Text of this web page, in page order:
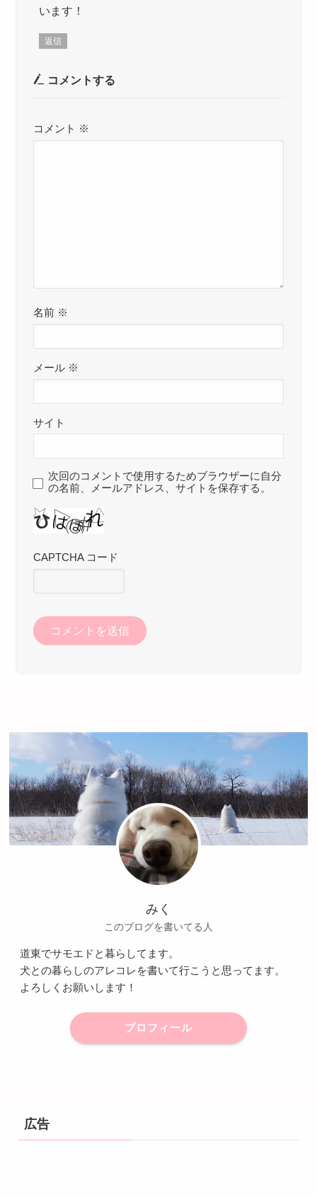
います！
返信
コメントする
コメント ※
名前 ※
メール ※
サイト
次回のコメントで使用するためブラウザーに自分
の名前、メールアドレス、サイトを保存する。
CAPTCHA コード
みく
このブログを書いてる人
道東でサモエドと暮らしてます。
犬との暮らしのアレコレを書いて行こうと思ってます。
よろしくお願いします！
プロフィール
広告